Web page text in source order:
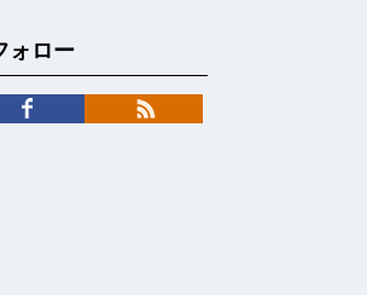
ォロー